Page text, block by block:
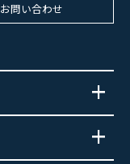
お問い合わせ